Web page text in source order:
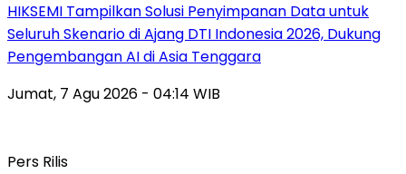
HIKSEMI Tampilkan Solusi Penyimpanan Data untuk
Seluruh Skenario di Ajang DTI Indonesia 2026, Dukung
Pengembangan AI di Asia Tenggara
Jumat, 7 Agu 2026 - 04:14 WIB
Pers Rilis